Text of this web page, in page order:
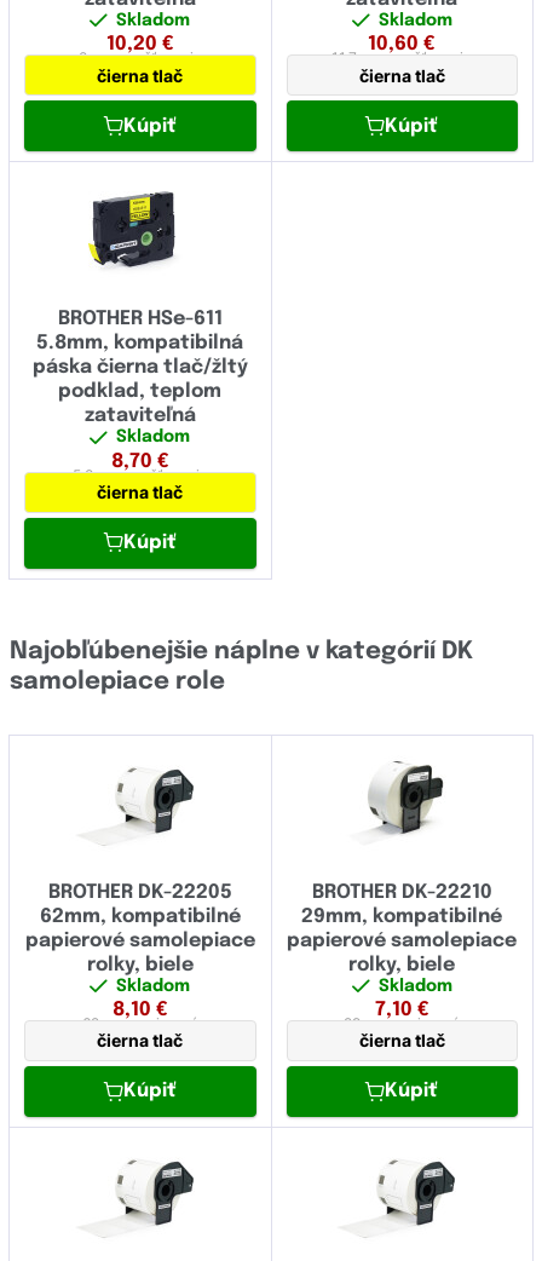
Skladom
10,20 €
8 mmzmršťovacia
čierna tlač
Kúpiť
Skladom
10,60 €
11,7 mmzmršťovacia
čierna tlač
Kúpiť
BROTHER HSe-611
5.8mm, kompatibilná
páska čierna tlač/žltý
podklad, teplom
zataviteľná
Skladom
8,70 €
5,8 mmzmršťovacia
čierna tlač
Kúpiť
Najobľúbenejšie náplne v kategórií DK
samolepiace role
BROTHER DK-22205
62mm, kompatibilné
papierové samolepiace
rolky, biele
Skladom
8,10 €
62 mmpapierová
čierna tlač
Kúpiť
BROTHER DK-22210
29mm, kompatibilné
papierové samolepiace
rolky, biele
Skladom
7,10 €
29 mmpapierová
čierna tlač
Kúpiť